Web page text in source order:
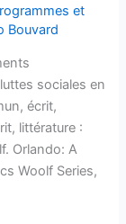
et
Bouvard
sociales en
écrit,
littérature :
Orlando: A
Woolf Series,